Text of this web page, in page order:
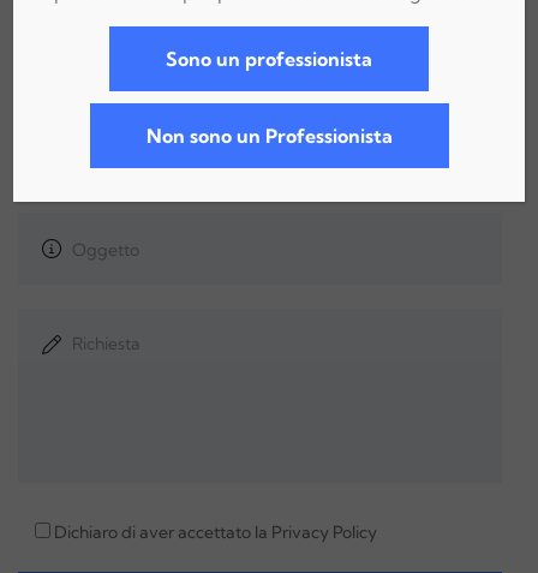
Dichiaro di aver accettato la Privacy Policy
Sono un professionista
Non sono un Professionista